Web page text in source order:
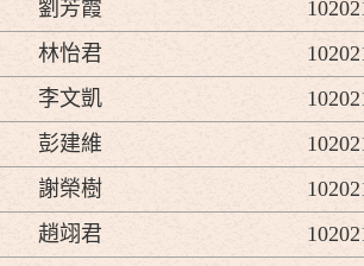
劉芳霞
林怡君
李文凱
彭建維
謝榮樹
趙翊君